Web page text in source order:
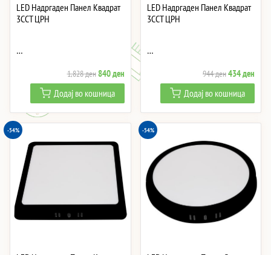
LED Надргаден Панел Квадрат
3CCT ЦРН
…
1,828денOriginal
price
was:
1,828 ден.
840денCurrent
price
is:
840 ден.
Додај во кошница
LED Надргаден Панел Квадрат
3CCT ЦРН
…
944денOriginal
price
was:
944 ден.
434ден
price
is:
434
Додај во кошница
-54% -54%